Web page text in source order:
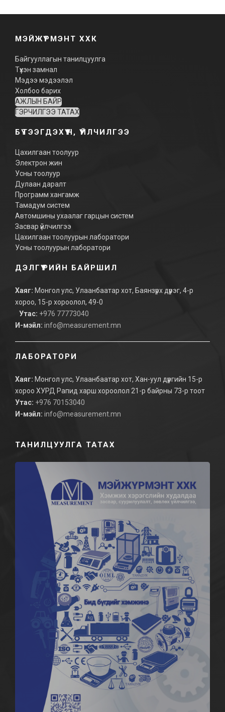
МЭЙЖҮРМЭНТ ХХК
Байгууллагын танилцуулга
Түүхэн замнал
Мэдээ мэдээлэл
Холбоо барих
АЖЛЫН БАЙР
ГЭРЧИЛГЭЭ ТАТАХ
БҮТЭЭГДЭХҮҮН, ҮЙЛЧИЛГЭЭ
Цахилгаан тоолуур
Электрон жин
Усны тоолуур
Дулаан даралт
Программ хангамж
Тамадум систем
Автомшины ухаалаг гарцын систем
Засвар үйлчилгээ
Цахилгаан тоолуурын лаборатори
Усны тоолуурын лаборатори
ДЭЛГҮҮРИЙН БАЙРШИЛ
Хаяг: Монгол улс, Улаанбаатар хот, Баянзүрх дүүрэг, 4-р
хороо, 15-р хороолол, 49-0
Утас: +976 77773040
И-мэйл: info@measurement.mn
ЛАБОРАТОРИ
Хаяг: Монгол улс, Улаанбаатар хот, Хан-уул дүүргийн 15-р
хороо ХУРД Рапид харш хороолол 21-р байрны 73-р тоот
Утас: +976 70153040
И-мэйл: info@measurement.mn
ТАНИЛЦУУЛГА ТАТАХ